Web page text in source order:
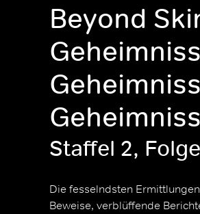
Beyond
Staffel 2,
Die fesselndsten
Beweise, verblüffende